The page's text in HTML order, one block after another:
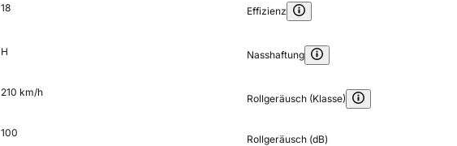
18
H
210 km/h
100
Effizienz
Nasshaftung
Rollgeräusch (Klasse)
Rollgeräusch (dB)